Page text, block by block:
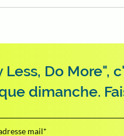
Less, Do
dimanche.